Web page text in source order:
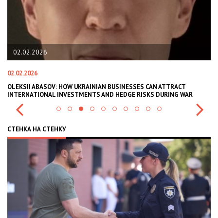
02.02.2026
02.02.2026
OLEKSII ABASOV: HOW UKRAINIAN BUSINESSES CAN ATTRACT
INTERNATIONAL INVESTMENTS AND HEDGE RISKS DURING WAR
СТЕНКА НА СТЕНКУ